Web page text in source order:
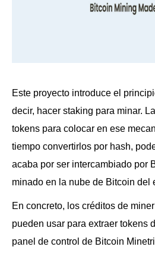
Este proyecto introduce el
decir, hacer staking para minar.
tokens para colocar en ese
tiempo convertirlos por hash,
acaba por ser intercambiado por
minado en la nube de Bitcoin del
En concreto, los créditos de
pueden usar para extraer tokens
panel de control de Bitcoin